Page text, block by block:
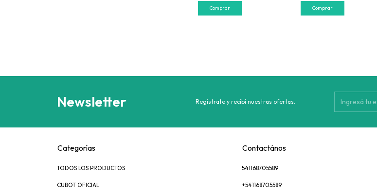
Newsletter Registrate y recibí nuestras ofertas.
Categorías
TODOS LOS PRODUCTOS
CUBOT OFICIAL
Contactános
541168705589
+541168705589